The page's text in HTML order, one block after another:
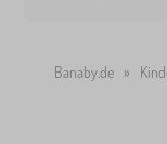
Banaby.de »